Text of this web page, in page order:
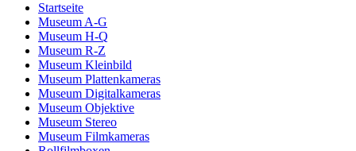
Startseite
Museum A-G
Museum H-Q
Museum R-Z
Museum Kleinbild
Museum Plattenkameras
Museum Digitalkameras
Museum Objektive
Museum Stereo
Museum Filmkameras